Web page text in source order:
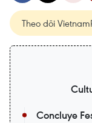
Theo dõi
Concluye